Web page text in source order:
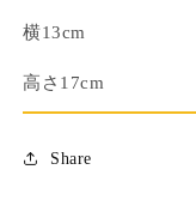
の
量
を
減
を
横13cm
高さ17cm
Share